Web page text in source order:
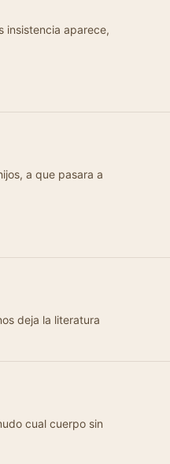
insistencia aparece,
a que pasara a
deja la literatura
cual cuerpo sin